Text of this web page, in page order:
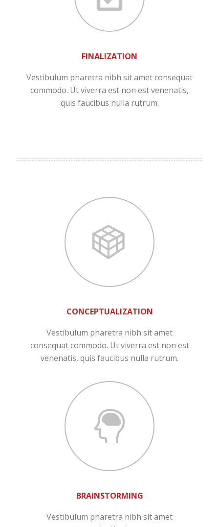
FINALIZATION
Vestibulum pharetra nibh sit amet consequat
commodo. Ut viverra est non est venenatis,
quis faucibus nulla rutrum.
CONCEPTUALIZATION
Vestibulum pharetra nibh sit amet
consequat commodo. Ut viverra est non est
venenatis, quis faucibus nulla rutrum.
BRAINSTORMING
Vestibulum pharetra nibh sit amet